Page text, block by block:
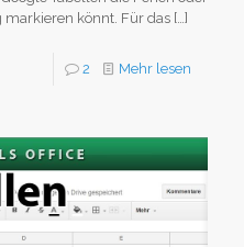
könnt. Für das […]
2 Mehr lesen